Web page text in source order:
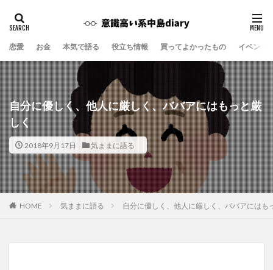
恋愛 お金 本気で語る 役立ち情報 買ってよかったもの イベント
自分に優しく、他人に厳しく、ババアにはもっと厳
しく
2018年9月17日 気ままに語る
HOME 気ままに語る 自分に優しく、他人に厳しく、ババアにはも